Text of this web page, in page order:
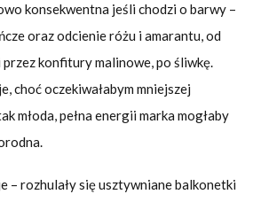
konsekwentna jeśli chodzi o barwy –
oraz odcienie różu i amarantu, od
przez konfitury malinowe, po śliwkę.
choć oczekiwałabym mniejszej
młoda, pełna energii marka mogłaby
– rozhulały się usztywniane balkonetki